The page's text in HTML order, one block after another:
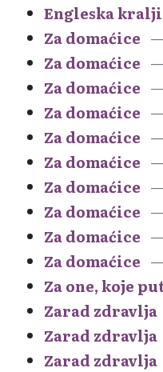
Engleska
Za domaćice
Za domaćice
Za domaćice
Za domaćice
Za domaćice
Za domaćice
Za domaćice
Za domaćice
Za domaćice
Za domaćice
Za one, koje
Zarad zdravlja
Zarad zdravlja
Zarad zdravlja